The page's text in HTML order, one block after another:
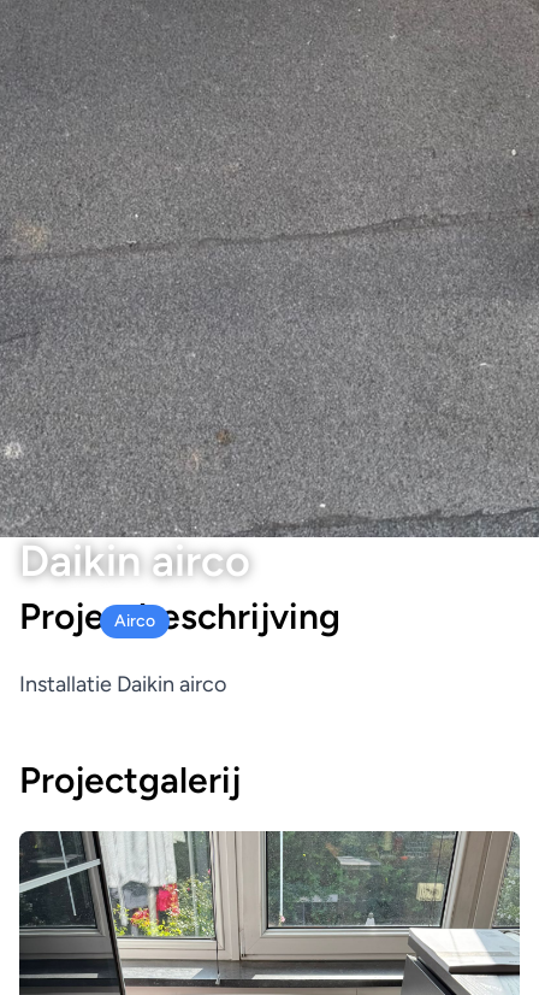
Daikin airco
Airco
Projectbeschrijving
Installatie Daikin airco
Projectgalerij